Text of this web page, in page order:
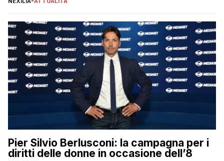
Pier Silvio Berlusconi: la campagna per i
diritti delle donne in occasione dell’8